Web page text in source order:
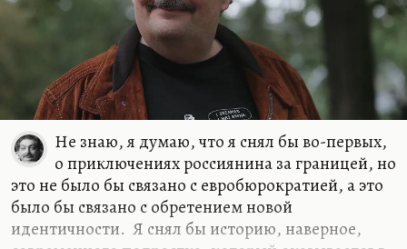
Не знаю, я думаю, что я снял бы во-первых,
о приключениях россиянина за границей, но
это не было бы связано с евробюрократией, а это
было бы связано с обретением новой
идентичности. Я снял бы историю, наверное,